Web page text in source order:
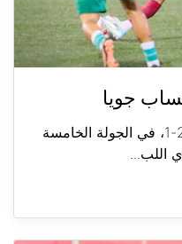
جويا
فوز الأنصار على جويا الرياضي 2-1، في الجولة الخامسة
اللب...